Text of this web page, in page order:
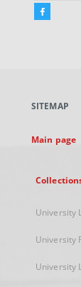
Facebook
new
SITEMAP
Main page
University
University
University